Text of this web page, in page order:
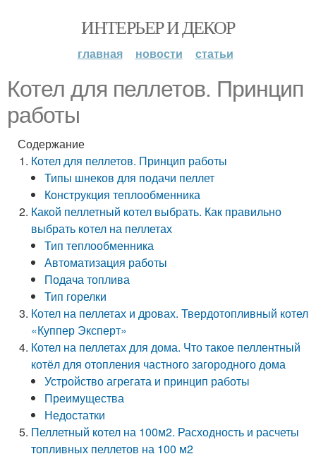
ИНТЕРЬЕР И ДЕКОР
главная новости статьи
Котел для пеллетов. Принцип
работы
Содержание
Котел для пеллетов. Принцип работы
Типы шнеков для подачи пеллет
Конструкция теплообменника
Какой пеллетный котел выбрать. Как правильно
выбрать котел на пеллетах
Тип теплообменника
Автоматизация работы
Подача топлива
Тип горелки
Котел на пеллетах и дровах. Твердотопливный котел
«Куппер Эксперт»
Котел на пеллетах для дома. Что такое пеллентный
котёл для отопления частного загородного дома
Устройство агрегата и принцип работы
Преимущества
Недостатки
Пеллетный котел на 100м2. Расходность и расчеты
топливных пеллетов на 100 м2